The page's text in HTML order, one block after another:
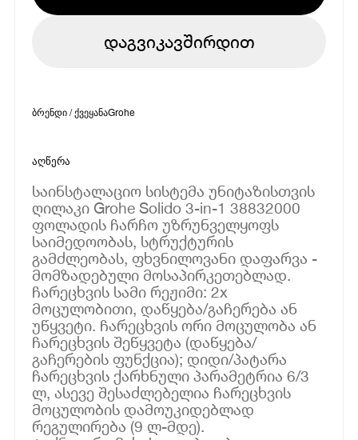
დაგვიკავშირდით
ბრენდი / ქვეყანაGrohe
აღწერა
საინსტალაციო სისტემა უნიტაზისთვის
ღილაკი Grohe Solido 3-in-1 38832000
ფოლადის ჩარჩო უზრუნველყოფს
საიმედოობას, სტრუქტურის
გამძლეობას, ფხვნილოვანი დაფარვა -
მომზადებული მოსაპირკეთებლად.
ჩარეცხვის სამი რეჟიმი: 2x
მოცულობითი, დაწყება/გაჩერება ან
უწყვეტი. ჩარეცხვის ორი მოცულობა ან
ჩარეცხვის შეწყვეტა (დაწყება/
გაჩერების ფუნქცია); დიდი/პატარა
ჩარეცხვის ქარხნული პარამეტრია 6/3
ლ, ასევე შესაძლებელია ჩარეცხვის
მოცულობის დამოუკიდებლად
რეგულირება (9 ლ-მდე).